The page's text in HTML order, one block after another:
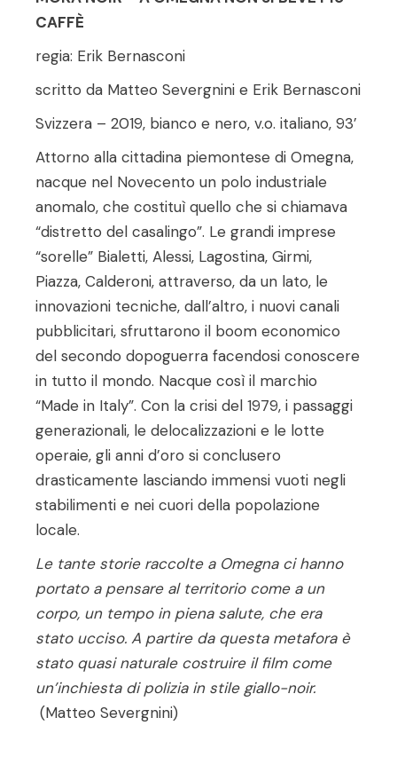
CAFFÈ
regia: Erik Bernasconi
scritto da Matteo Severgnini e Erik Bernasconi
Svizzera – 2019, bianco e nero, v.o. italiano, 93’
Attorno alla cittadina piemontese di Omegna,
nacque nel Novecento un polo industriale
anomalo, che costituì quello che si chiamava
“distretto del casalingo”. Le grandi imprese
“sorelle” Bialetti, Alessi, Lagostina, Girmi,
Piazza, Calderoni, attraverso, da un lato, le
innovazioni tecniche, dall’altro, i nuovi canali
pubblicitari, sfruttarono il boom economico
del secondo dopoguerra facendosi conoscere
in tutto il mondo. Nacque così il marchio
“Made in Italy”. Con la crisi del 1979, i passaggi
generazionali, le delocalizzazioni e le lotte
operaie, gli anni d’oro si conclusero
drasticamente lasciando immensi vuoti negli
stabilimenti e nei cuori della popolazione
locale.
Le tante storie raccolte a Omegna ci hanno
portato a pensare al territorio come a un
corpo, un tempo in piena salute, che era
stato ucciso. A partire da questa metafora è
stato quasi naturale costruire il film come
un’inchiesta di polizia in stile giallo-noir.
(Matteo Severgnini)